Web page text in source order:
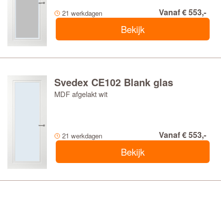
21 werkdagen Vanaf € 553,-
Bekijk
Svedex CE102 Blank glas
MDF afgelakt wit
21 werkdagen Vanaf € 553,-
Bekijk